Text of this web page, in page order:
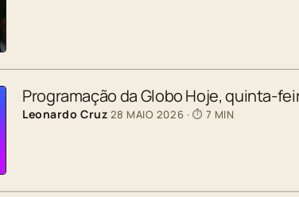
Programação da Globo Hoje, quinta-
Leonardo Cruz 28 MAIO 2026 · ⏱ 7 MIN